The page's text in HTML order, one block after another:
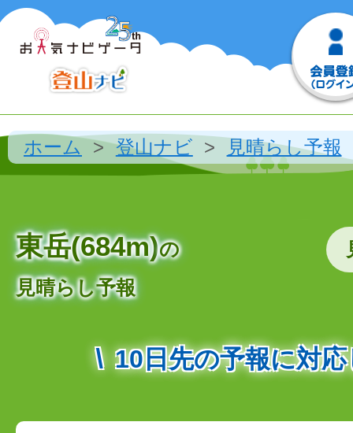
ホーム 登山ナビ 見晴らし予報
東岳(684m)の
見晴らし予報
10日先の予報に対